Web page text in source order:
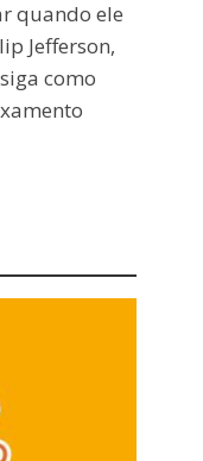
quando ele
Jefferson,
como